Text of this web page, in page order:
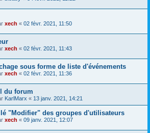
xech « 02 févr. 2021, 11:50
xech « 02 févr. 2021, 11:43
sous forme de liste d'événements
xech « 02 févr. 2021, 11:36
du forum
KarlMarx « 13 janv. 2021, 14:21
"Modifier" des groupes d'utilisateurs
xech « 09 janv. 2021, 12:07